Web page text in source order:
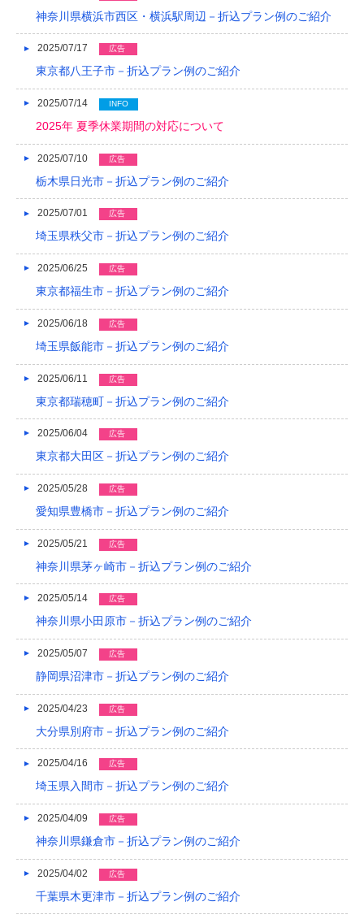
2017/11
2017/10
2017/09
2017/08
2017/07
2017/06
2017/04
2017/03
2017/02
2017/01
2016/12
2016/11
2016/10
2016/07
2016/06
2016/05
2016/04
2016/03
2016/02
2016/01
2015/12
2015/10
2015/09
2015/08
2015/07
神奈川県横浜市西区・横浜駅周辺－折込プラン例のご紹介
2025/07/17 広告
東京都八王子市－折込プラン例のご紹介
2025/07/14 INFO
2025年 夏季休業期間の対応について
2025/07/10 広告
栃木県日光市－折込プラン例のご紹介
2025/07/01 広告
埼玉県秩父市－折込プラン例のご紹介
2025/06/25 広告
東京都福生市－折込プラン例のご紹介
2025/06/18 広告
埼玉県飯能市－折込プラン例のご紹介
2025/06/11 広告
東京都瑞穂町－折込プラン例のご紹介
2025/06/04 広告
東京都大田区－折込プラン例のご紹介
2025/05/28 広告
愛知県豊橋市－折込プラン例のご紹介
2025/05/21 広告
神奈川県茅ヶ崎市－折込プラン例のご紹介
2025/05/14 広告
神奈川県小田原市－折込プラン例のご紹介
2025/05/07 広告
静岡県沼津市－折込プラン例のご紹介
2025/04/23 広告
大分県別府市－折込プラン例のご紹介
2025/04/16 広告
埼玉県入間市－折込プラン例のご紹介
2025/04/09 広告
神奈川県鎌倉市－折込プラン例のご紹介
2025/04/02 広告
千葉県木更津市－折込プラン例のご紹介